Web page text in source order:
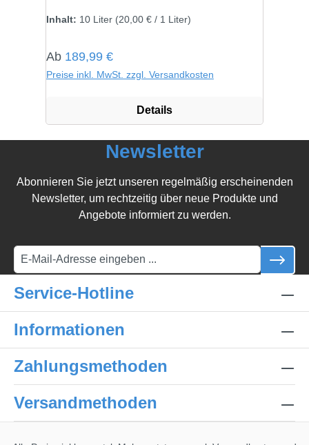
Inhalt: 10 Liter (20,00 € / 1 Liter)
Regulärer Preis:
Ab 189,99 €
Preise inkl. MwSt. zzgl. Versandkosten
Details
Newsletter
Abonnieren Sie jetzt unseren regelmäßig erscheinenden
Newsletter, um rechtzeitig über neue Produkte und
Angebote informiert zu werden.
Service-Hotline
Informationen
Zahlungsmethoden
Versandmethoden